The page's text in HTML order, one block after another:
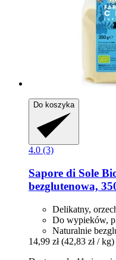
Do koszyka
4.0 (3)
Sapore di Sole
bezglutenowa,
Delikatny,
Do wypieków,
Naturalnie
14,99 zł (42,83 zł / kg)